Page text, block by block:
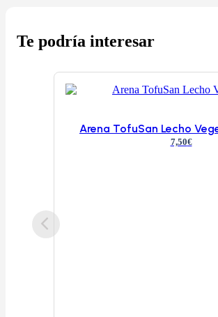
Te podría interesar
Arena TofuSan Lecho
7,50€